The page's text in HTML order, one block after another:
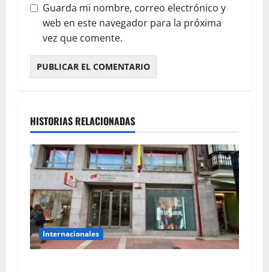
Guarda mi nombre, correo electrónico y
web en este navegador para la próxima
vez que comente.
HISTORIAS RELACIONADAS
Internacionales